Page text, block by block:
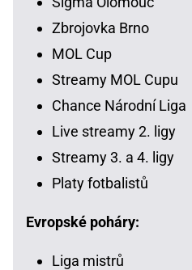
Zbrojovka Brno
MOL Cup
Streamy MOL Cupu
Chance Národní Liga
Live streamy 2. ligy
Streamy 3. a 4. ligy
Platy fotbalistů
Evropské poháry:
Liga mistrů